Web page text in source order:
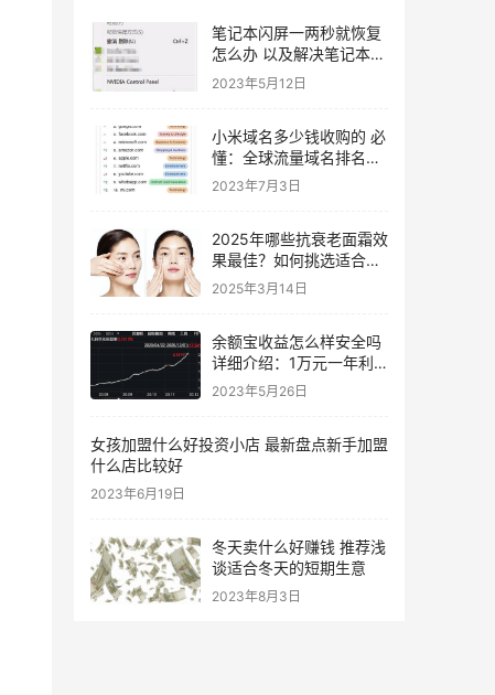
笔记本闪屏一两秒就恢复
怎么办 以及解决笔记本电
脑闪屏的方法
2023年5月12日
小米域名多少钱收购的 必
懂：全球流量域名排名出
炉
2023年7月3日
2025年哪些抗衰老面霜效
果最佳？如何挑选适合自
己肤质的？
2025年3月14日
余额宝收益怎么样安全吗
详细介绍：1万元一年利
息多少
2023年5月26日
女孩加盟什么好投资小店 最新盘点新手加盟
什么店比较好
2023年6月19日
冬天卖什么好赚钱 推荐浅
谈适合冬天的短期生意
2023年8月3日